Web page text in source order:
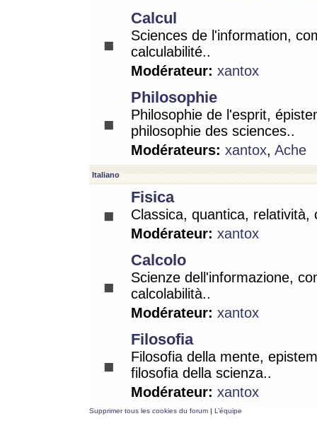
Calcul
Sciences de l'information,
calculabilité..
Modérateur: xantox
Philosophie
Philosophie de l'esprit,
philosophie des sciences..
Modérateurs: xantox, Ache
Italiano
Fisica
Classica, quantica, relatività,
Modérateur: xantox
Calcolo
Scienze dell'informazione,
calcolabilità..
Modérateur: xantox
Filosofia
Filosofia della mente,
filosofia della scienza..
Modérateur: xantox
Supprimer tous les cookies du forum | L’équipe